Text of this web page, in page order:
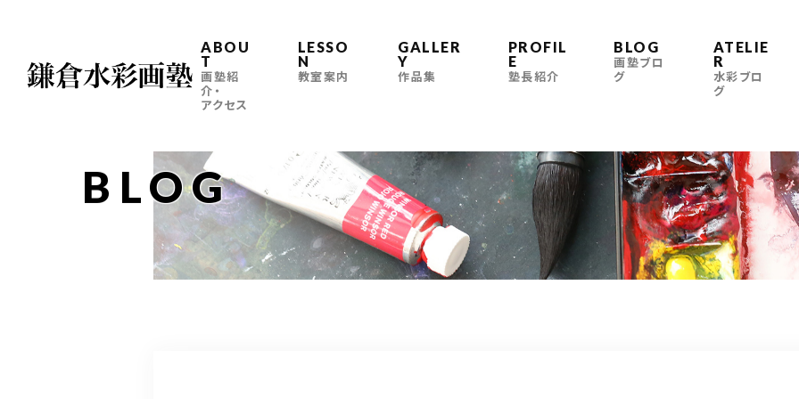
ABOU
T
画塾紹
介・
アクセス
LESSO
N
教室案内
GALLER
Y
作品集
PROFIL
E
塾長紹介
BLOG
画塾ブロ
グ
ATELIE
R
水彩ブロ
グ
BLOG